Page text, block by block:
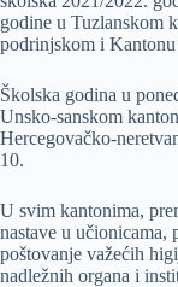
godine u Tuzlanskom
podrinjskom i Kantonu
Školska godina u
Unsko-sanskom
Hercegovačko-
10.
U svim kantonima,
nastave u učionicama,
poštovanje važećih
nadležnih organa i